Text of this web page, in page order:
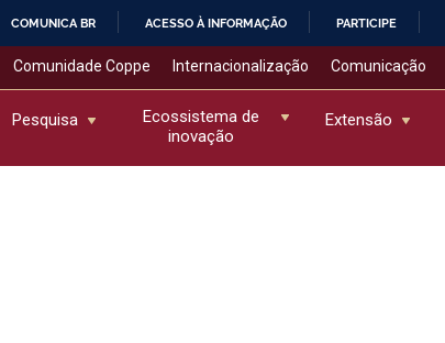
COMUNICA BR ACESSO À INFORMAÇÃO PARTICIPE
Comunidade Coppe Internacionalização Comunicação
Pesquisa
Ecossistema de
inovação
Extensão